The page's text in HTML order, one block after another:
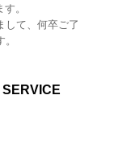
。
して、何卒ご了